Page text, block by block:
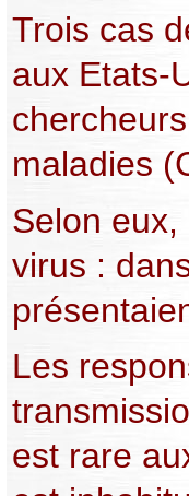
Trois cas
aux Etats-
maladies
Selon eux,
virus :
Les
est rare